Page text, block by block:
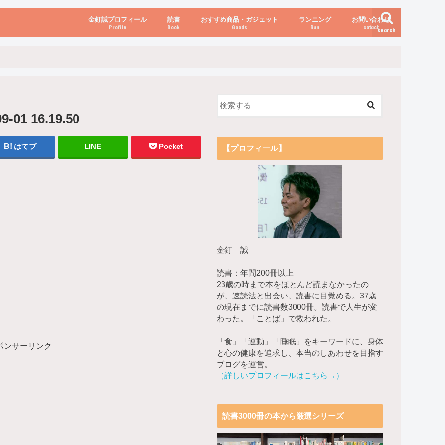
search
金釘誠プロフィール
Profile
読書
Book
おすすめ商品・ガジェット
Goods
ランニング
Run
お問い合わせ
cotact
01 16.19.50
はてブ LINE Pocket
ンサーリンク
【プロフィール】
金釘 誠
読書：年間200冊以上
23歳の時まで本をほとんど読まなかったの
が、速読法と出会い、読書に目覚める。37歳
の現在までに読書数3000冊。読書で人生が変
わった。「ことば」で救われた。
「食」「運動」「睡眠」をキーワードに、身体
と心の健康を追求し、本当のしあわせを目指す
ブログを運営。
（詳しいプロフィールはこちら→）
読書3000冊の本から厳選シリーズ